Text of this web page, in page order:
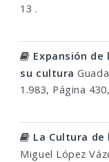
13 .
Expansión
su cultura
1.983, Página
La Cultura de
Miguel López